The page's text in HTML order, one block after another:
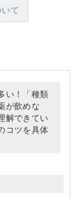
て
い！「種類
が飲めな
解できてい
コツを具体